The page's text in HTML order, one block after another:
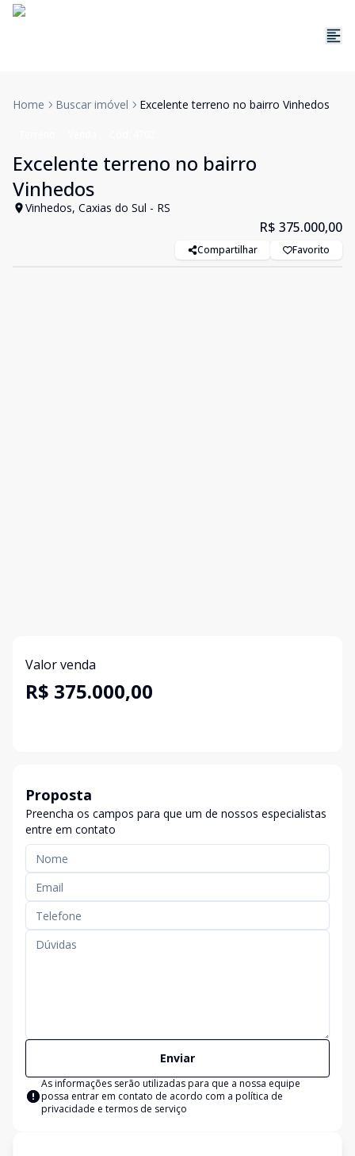
Home Buscar imóvel Excelente terreno no bairro Vinhedos
Excelente terreno no bairro
Vinhedos
Vinhedos, Caxias do Sul - RS
R$ 375.000,00
Compartilhar Favorito
Valor venda
R$ 375.000,00
Proposta
Preencha os campos para que um de nossos especialistas
entre em contato
Enviar
As informações serão utilizadas para que a nossa equipe
possa entrar em contato de acordo com a política de
privacidade e termos de serviço